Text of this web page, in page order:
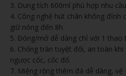
3. Dung tích 600ml phù hợp nhu
4. Công nghệ hút chân không đỉnh
giữ nóng đến 8h
5. Đóng/mở dễ dàng chỉ với 1 thao
6. Chống tràn tuyệt đối, an toàn
ngược cốc, cốc đổ.
7. Miệng rộng thêm đá dễ dàng, vệ